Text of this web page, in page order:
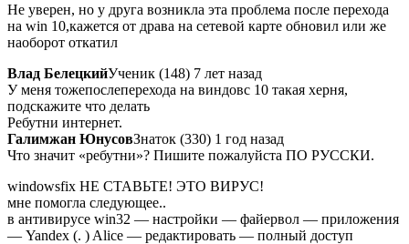
Не уверен, но у друга возникла эта проблема после перехода
на win 10,кажется от драва на сетевой карте обновил или же
наоборот откатил
Влад БелецкийУченик (148) 7 лет назад
У меня тожепослеперехода на виндовс 10 такая херня,
подскажите что делать
Ребутни интернет.
Галимжан ЮнусовЗнаток (330) 1 год назад
Что значит «ребутни»? Пишите пожалуйста ПО РУССКИ.
windowsfix НЕ СТАВЬТЕ! ЭТО ВИРУС!
мне помогла следующее..
в антивирусе win32 — настройки — файервол — приложения
— Yandex (. ) Alice — редактировать — полный доступ